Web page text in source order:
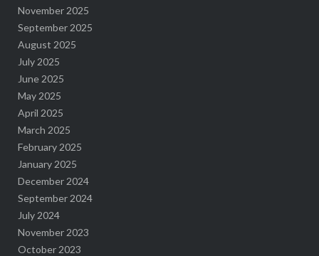
November 2025
September 2025
August 2025
July 2025
June 2025
May 2025
April 2025
March 2025
February 2025
January 2025
December 2024
September 2024
July 2024
November 2023
October 2023